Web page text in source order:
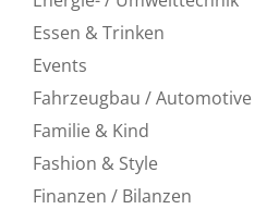
Essen & Trinken
Events
Fahrzeugbau / Automotive
Familie & Kind
Fashion & Style
Finanzen / Bilanzen